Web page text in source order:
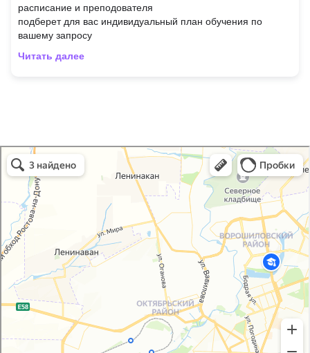
расписание и преподователя
подберет для вас индивидуальный план обучения по
вашему запросу
Читать далее
Royal school в Ростове‑на‑Дону
Ростов‑на‑Дону